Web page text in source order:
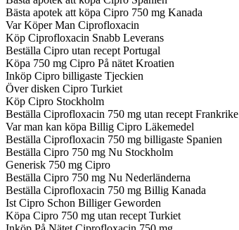
Bästa apotek att köpa Cipro 750 mg Kanada
Var Köper Man Ciprofloxacin
Köp Ciprofloxacin Snabb Leverans
Beställa Cipro utan recept Portugal
Köpa 750 mg Cipro På nätet Kroatien
Inköp Cipro billigaste Tjeckien
Över disken Cipro Turkiet
Köp Cipro Stockholm
Beställa Ciprofloxacin 750 mg utan recept Frankrike
Var man kan köpa Billig Cipro Läkemedel
Beställa Ciprofloxacin 750 mg billigaste Spanien
Beställa Cipro 750 mg Nu Stockholm
Generisk 750 mg Cipro
Beställa Cipro 750 mg Nu Nederländerna
Beställa Ciprofloxacin 750 mg Billig Kanada
Ist Cipro Schon Billiger Geworden
Köpa Cipro 750 mg utan recept Turkiet